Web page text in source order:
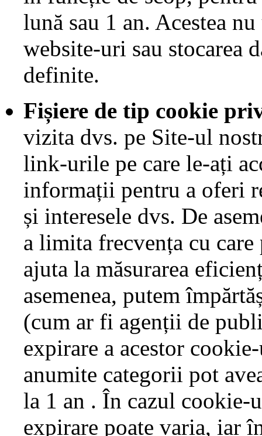
lună sau 1 an. Acestea
website-uri sau stocarea
definite.
Fișiere de tip cookie
vizita dvs. pe Site-ul
link-urile pe care le-ați
informații pentru a oferi
și interesele dvs. De
a limita frecvența cu
ajuta la măsurarea
asemenea, putem
(cum ar fi agenții de
expirare a acestor
anumite categorii pot
la 1 an . În cazul cookie-
expirare poate varia, iar